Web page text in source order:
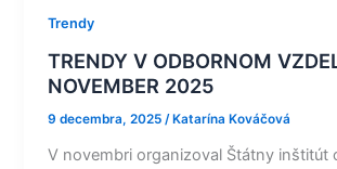
Trendy
TRENDY V ODBORNOM
NOVEMBER 2025
9 decembra, 2025/Katarína Kováčová
V novembri organizoval Štátny inštitút